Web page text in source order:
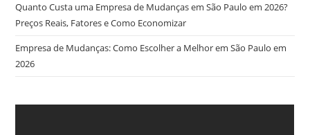
Quanto Custa uma Empresa de Mudanças em São Paulo em 2026?
Preços Reais, Fatores e Como Economizar
Empresa de Mudanças: Como Escolher a Melhor em São Paulo em
2026